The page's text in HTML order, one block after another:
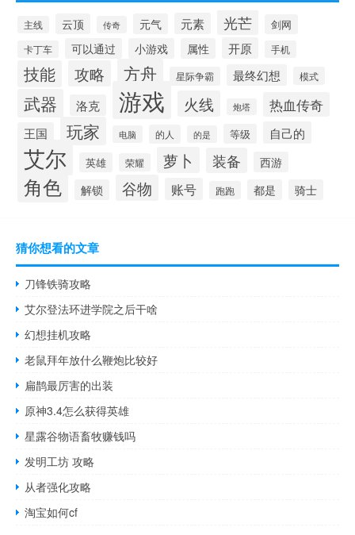
主线 云顶 传奇 元气 元素 光芒 剑网
卡丁车 可以通过 小游戏 属性 开原 手机
技能 攻略 方舟 星际争霸 最终幻想 模式
武器 洛克 游戏 火线 炮塔 热血传奇
王国 玩家 电脑 的人 的是 等级 自己的
艾尔 英雄 荣耀 萝卜 装备 西游
角色 解锁 谷物 账号 跑跑 都是 骑士
猜你想看的文章
刀锋铁骑攻略
艾尔登法环进学院之后干啥
幻想挂机攻略
老鼠拜年放什么鞭炮比较好
扁鹊最厉害的出装
原神3.4怎么获得英雄
星露谷物语畜牧赚钱吗
发明工坊 攻略
从者强化攻略
淘宝如何cf